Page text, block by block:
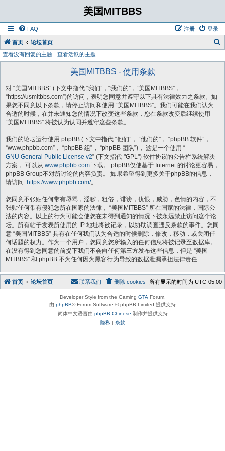
美国MITBBS
FAQ 登录
注册
首页 论坛首页
查看没有回复的主题 查看活跃的主题
美国MITBBS - 使用条款
对 “美国MITBBS” (下文中指代 “我们”，“我们的”，“美国MITBBS”，
“https://usmitbbs.com”)的访问，表明您同意并遵守以下具有法律效力之条款。如
果您不同意以下条款，请停止访问和使用 “美国MITBBS”。我们可能在我们认为
合适的时候，在并未通知您的情况下改变这些条款，您在条款改变后继续使用
“美国MITBBS” 将被认为认同并遵守这些条款。
我们的论坛运行使用 phpBB (下文中指代 “他们”， “他们的”， “phpBB 软件”，
“www.phpbb.com”， “phpBB 组”， “phpBB 团队”)， 这是一个使用 “
GNU General Public License v2” (下文指代 "GPL") 软件协议的公告栏系统解决
方案， 可以从 www.phpbb.com 下载。 phpBB仅使基于 Internet 的讨论更容易，
phpBB Group不对所讨论的内容负责。 如果希望得到更多关于phpBB的信息，
请访问: https://www.phpbb.com/。
您同意不张贴任何带有辱骂，淫秽，粗俗，诽谤，仇恨，威胁，色情的内容，不
张贴任何带有侵犯您所在国家的法律， “美国MITBBS” 所在国家的法律，国际公
法的内容。以上的行为可能会使您在未得到通知的情况下被永远禁止访问这个论
坛。所有帖子发表所使用的 IP 地址将被记录，以协助调查违反条款的事件。您同
意 “美国MITBBS” 具有在任何我们认为合适的时候删除，修改，移动，或关闭任
何话题的权力。作为一个用户，您同意您所输入的任何信息将被记录至数据库。
在没有得到您同意的前提下我们不会向任何第三方发布这些信息，但是 “美国
MITBBS” 和 phpBB 不为任何因为黑客行为导致的数据泄漏承担法律责任.
首页 论坛首页 所有显示的时间为 UTC-05:00
删除 cookies
联系我们
Developer Style from the Gaming GTA Forum.
由 phpBB® Forum Software © phpBB Limited 提供支持
简体中文语言由 phpBB Chinese 制作并提供支持
隐私 | 条款